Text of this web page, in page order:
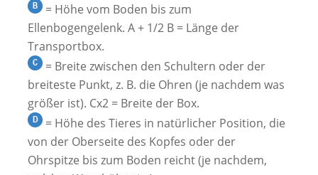
= Höhe vom Boden bis zum
Ellenbogengelenk. A + 1/2 B = Länge der
Transportbox.
= Breite zwischen den Schultern oder der
breiteste Punkt, z. B. die Ohren (je nachdem was
größer ist). Cx2 = Breite der Box.
= Höhe des Tieres in natürlicher Position, die
von der Oberseite des Kopfes oder der
Ohrspitze bis zum Boden reicht (je nachdem,